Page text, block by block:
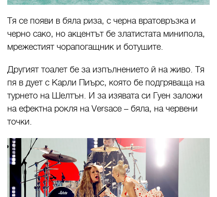
Тя се появи в бяла риза, с черна вратовръзка и
черно сако, но акцентът бе златистата минипола,
мрежестият чорапогащник и ботушите.
Другият тоалет бе за изпълнението й на живо. Тя
пя в дует с Карли Пиърс, която бе подгряваща на
турнето на Шелтън. И за изявата си Гуен заложи
на ефектна рокля на Versace – бяла, на червени
точки.